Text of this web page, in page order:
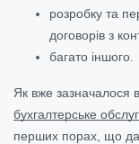
розробку та
договорів з
багато іншого.
Як вже
бухгалтерське
перших порах, що